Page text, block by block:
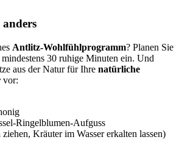
Antlitz-Wohlfühlprogramm? Planen Sie
30 ruhige Minuten ein. Und
aus der Natur für Ihre natürliche
vor:
Ringelblumen-Aufguss
Kräuter im Wasser erkalten lassen)